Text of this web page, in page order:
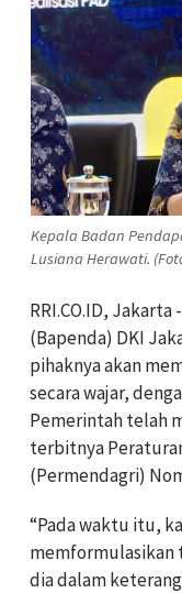
Kepala Badan
Lusiana Herawati.
RRI.CO.ID,
(Bapenda) DKI
pihaknya akan
secara wajar,
Pemerintah telah
terbitnya
(Permendagri)
“Pada waktu itu,
memformulasikan
dia dalam